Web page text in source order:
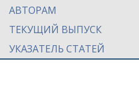
АВТОРАМ
ТЕКУЩИЙ ВЫПУСК
УКАЗАТЕЛЬ СТАТЕЙ